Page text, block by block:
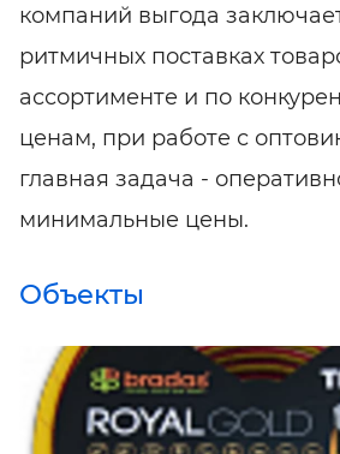
компаний выгода
ритмичных поставках
ассортименте и по
ценам, при работе с
главная задача -
минимальные цены.
Объекты